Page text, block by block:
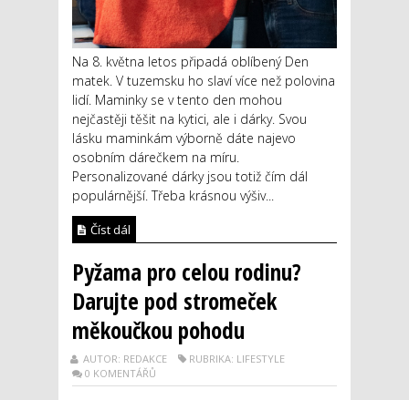
Na 8. května letos připadá oblíbený Den
matek. V tuzemsku ho slaví více než polovina
lidí. Maminky se v tento den mohou
nejčastěji těšit na kytici, ale i dárky. Svou
lásku maminkám výborně dáte najevo
osobním dárečkem na míru.
Personalizované dárky jsou totiž čím dál
populárnější. Třeba krásnou výšiv...
Číst dál
Pyžama pro celou rodinu?
Darujte pod stromeček
měkoučkou pohodu
AUTOR: REDAKCE
RUBRIKA: LIFESTYLE
0 KOMENTÁŘŮ